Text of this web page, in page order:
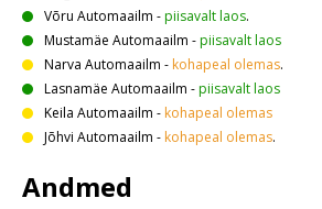
Võru Automaailm -piisavalt laos.
Mustamäe Automaailm -piisavalt laos
Narva Automaailm - kohapeal olemas.
Lasnamäe Automaailm -piisavalt laos
Keila Automaailm - kohapeal olemas
Jõhvi Automaailm - kohapeal olemas.
Andmed